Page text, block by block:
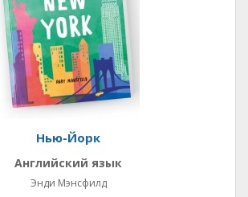
Нью-Йорк
Английский язык
Энди Мэнсфилд